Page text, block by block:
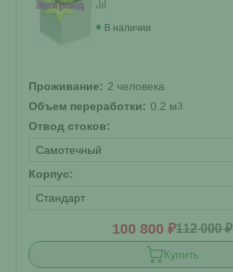
В наличии
Проживание: 2 человека
Объем переработки: 0.2 м3
Отвод стоков:
Самотечный
Корпус:
Стандарт
100 800 ₽112 000 ₽
Купить